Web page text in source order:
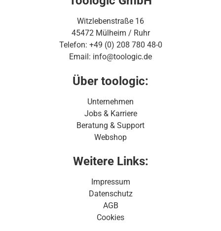
Witzlebenstraße 16
45472 Mülheim / Ruhr
Telefon: +49 (0) 208 780 48-0
Email: info@toologic.de
Über toologic:
Unternehmen
Jobs & Karriere
Beratung & Support
Webshop
Weitere Links:
Impressum
Datenschutz
AGB
Cookies